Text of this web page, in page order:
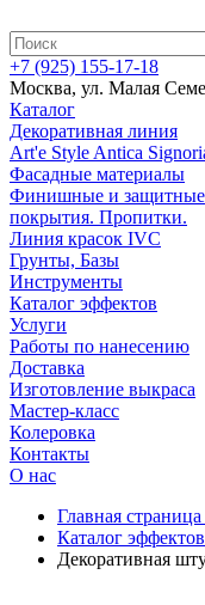
+7 (925) 155-17-18
Москва, ул. Малая
Каталог
Декоративная линия
Art'e Style Antica
Фасадные материалы
Финишные и защитные
покрытия. Пропитки.
Линия красок IVC
Грунты, Базы
Инструменты
Каталог эффектов
Услуги
Работы по нанесению
Доставка
Изготовление выкраса
Мастер-класс
Колеровка
Контакты
О нас
Главная страница
Каталог эффектов
Декоративная